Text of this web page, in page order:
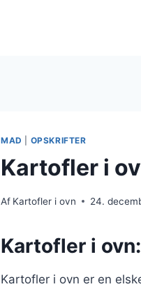
MAD OPSKRIFTER
Kartofler i
Af Kartofler i ovn 24.
Kartofler i
Kartofler i ovn er en